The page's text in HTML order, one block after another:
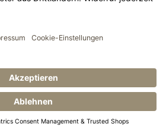
an: Esstische rund
GmbH & Co. KG 2026
Datenschutz Widerrufsrecht